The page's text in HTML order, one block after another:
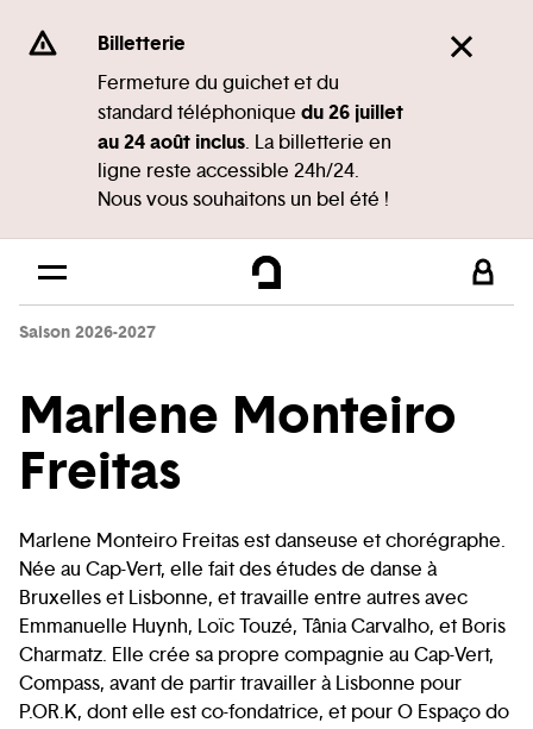
Se rendre au
Contenu principal
Pied de page
Billetterie
Fermeture du guichet et du
standard téléphonique du 26 juillet
au 24 août inclus. La billetterie en
ligne reste accessible 24h/24.
Nous vous souhaitons un bel été !
Saison 2026-2027
Marlene Monteiro
Freitas
Marlene Monteiro Freitas est danseuse et chorégraphe.
Née au Cap-Vert, elle fait des études de danse à
Bruxelles et Lisbonne, et travaille entre autres avec
Emmanuelle Huynh, Loïc Touzé, Tânia Carvalho, et Boris
Charmatz. Elle crée sa propre compagnie au Cap-Vert,
Compass, avant de partir travailler à Lisbonne pour
P.OR.K, dont elle est co-fondatrice, et pour O Espaço do